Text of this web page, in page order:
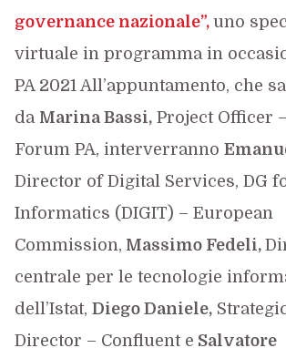
governance nazionale”, uno
virtuale in programma in
PA 2021 All’appuntamento, che
da Marina Bassi,Project Officer –
Forum PA, interverranno
Director of Digital Services, DG
Informatics (DIGIT) – European
Commission, Massimo Fedeli,
centrale per le tecnologie
dell’Istat, Diego Daniele,
Director – Confluent e Salvatore